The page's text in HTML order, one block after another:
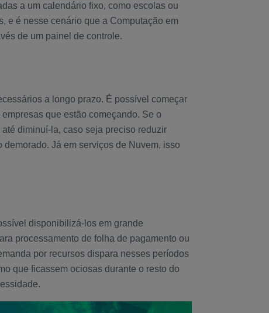
a um calendário fixo, como escolas ou
e é nesse cenário que a Computação em
de um painel de controle.
a longo prazo. É possível começar
que estão começando. Se o
diminuí-la, caso seja preciso reduzir
Já em serviços de Nuvem, isso
disponibilizá-los em grande
processamento de folha de pagamento ou
por recursos dispara nesses períodos
que ficassem ociosas durante o resto do